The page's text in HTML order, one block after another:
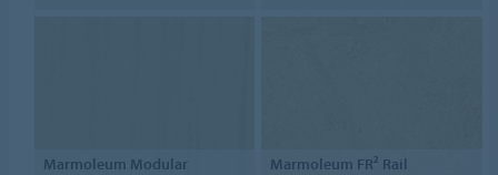
Marmoleum Modular Marmoleum FR² Rail